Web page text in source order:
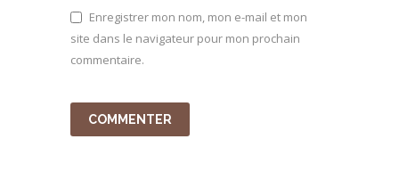
Enregistrer mon nom, mon e-mail et mon
site dans le navigateur pour mon prochain
commentaire.